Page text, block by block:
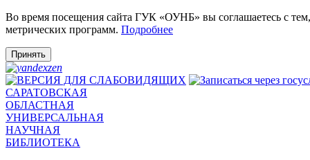
Во время посещения сайта ГУК «ОУНБ» вы соглашаетесь с
метрических программ. Подробнее
Принять
САРАТОВСКАЯ
ОБЛАСТНАЯ
УНИВЕРСАЛЬНАЯ
НАУЧНАЯ
БИБЛИОТЕКА